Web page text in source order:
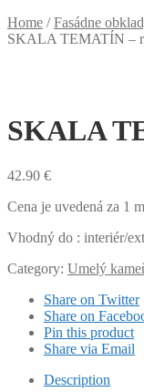
Home /Fasádne
SKALA TEMATÍN –
SKALA
42.90 €
Cena je uvedená za 1
Vhodný do : interiér/
Category: Umelý
Share on Twitter
Share on
Pin this product
Share via Email
Description